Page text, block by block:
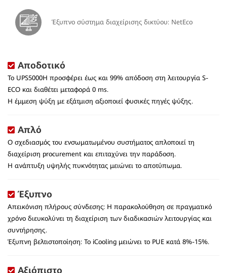
Έξυπνο σύστημα διαχείρισης δικτύου: NetEco
Αποδοτικό
Το UPS5000H προσφέρει έως και 99% απόδοση στη λειτουργία S-
ECO και διαθέτει μεταφορά 0 ms.
Η έμμεση ψύξη με εξάτμιση αξιοποιεί φυσικές πηγές ψύξης.
Απλό
Ο σχεδιασμός του ενσωματωμένου συστήματος απλοποιεί τη
διαχείριση procurement και επιταχύνει την παράδοση.
Η ανάπτυξη υψηλής πυκνότητας μειώνει το αποτύπωμα.
Έξυπνο
Απεικόνιση πλήρους σύνδεσης: Η παρακολούθηση σε πραγματικό
χρόνο διευκολύνει τη διαχείριση των διαδικασιών λειτουργίας και
συντήρησης.
Έξυπνη βελτιστοποίηση: Το iCooling μειώνει το PUE κατά 8%-15%.
Αξιόπιστο